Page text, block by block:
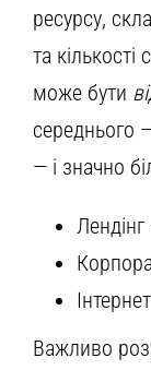
ресурсу,
та
може бути
середнього
— і значно
Важливо